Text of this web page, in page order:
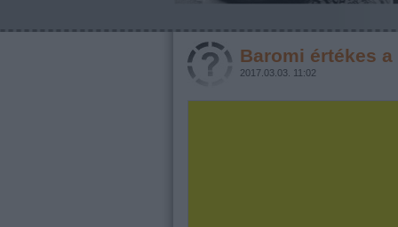
Baromi értékes
2017.03.03. 11:02